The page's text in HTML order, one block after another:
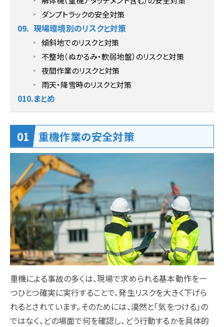
ダンプトラックの安全対策
現場環境別のリスクと対策
傾斜地でのリスクと対策
不整地（ぬかるみ・軟弱地盤）のリスクと対策
夜間作業のリスクと対策
雨天・降雪時のリスクと対策
まとめ
重機作業の安全対策
重機による事故の多くは、現場で求められる基本動作を一
つひとつ確実に実行することで、発生リスクを大きく下げら
れるとされています。そのためには、漠然と「気をつける」の
ではなく、どの場面で何を確認し、どう行動するかを具体的